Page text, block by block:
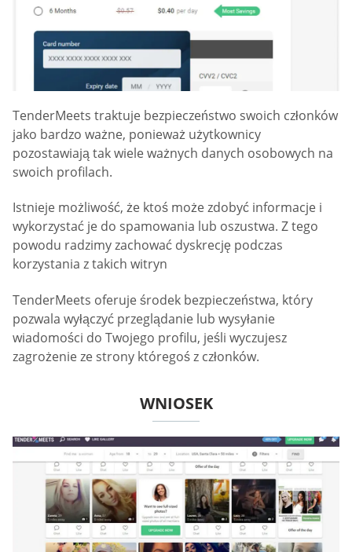
TenderMeets traktuje bezpieczeństwo swoich członków
jako bardzo ważne, ponieważ użytkownicy
pozostawiają tak wiele ważnych danych osobowych na
swoich profilach.
Istnieje możliwość, że ktoś może zdobyć informacje i
wykorzystać je do spamowania lub oszustwa. Z tego
powodu radzimy zachować dyskrecję podczas
korzystania z takich witryn
TenderMeets oferuje środek bezpieczeństwa, który
pozwala wyłączyć przeglądanie lub wysyłanie
wiadomości do Twojego profilu, jeśli wyczujesz
zagrożenie ze strony któregoś z członków.
WNIOSEK